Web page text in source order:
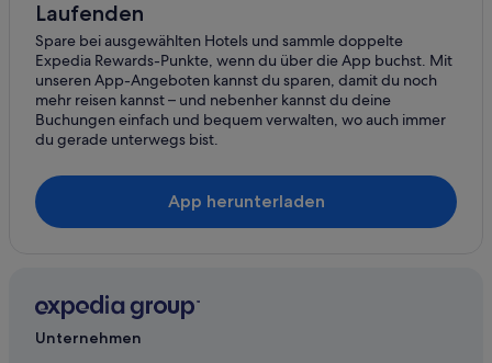
Togo Hotels
Yatomi Hotels
Präfektur Aichi: Hotels
Laufenden
Spare bei ausgewählten Hotels und sammle doppelte
Expedia Rewards-Punkte, wenn du über die App buchst. Mit
unseren App-Angeboten kannst du sparen, damit du noch
mehr reisen kannst – und nebenher kannst du deine
Buchungen einfach und bequem verwalten, wo auch immer
du gerade unterwegs bist.
App herunterladen
Unternehmen